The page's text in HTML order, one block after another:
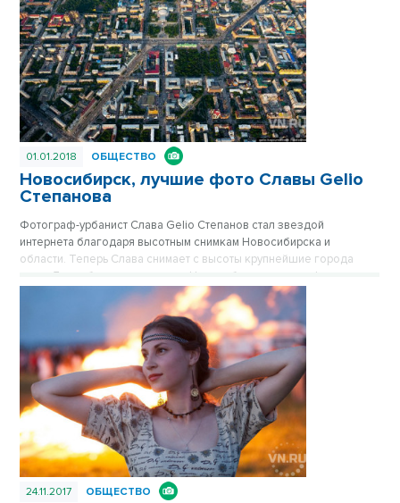
повторно в цикле «Лучшие материалы VN.RU за 2017 год».
01.01.2018 ОБЩЕСТВО
Новосибирск, лучшие фото Славы Gelio
Степанова
Фотограф-урбанист Слава Gelio Степанов стал звездой
интернета благодаря высотным снимкам Новосибирска и
области. Теперь Слава снимает с высоты крупнейшие города
мира. Для публикации в цикле «Новосибирск, лучшие фото»
Слава предоставил сайту VN.ru свои работы разных лет, а также
рассказал историю каждого снимка и как ради удачного кадра
ему приходится по полгода переписываться с городскими
службами. Публикуется повторно в цикле «Лучшие материалы
VN.RU за 2017 год».
24.11.2017 ОБЩЕСТВО